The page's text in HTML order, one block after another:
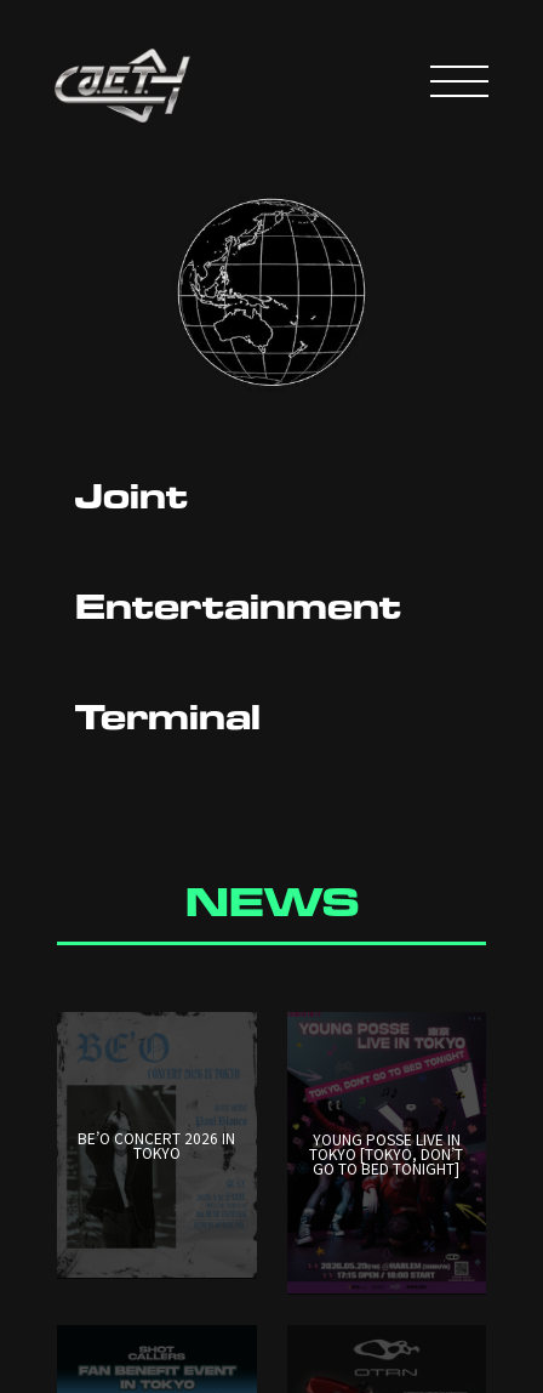
Joint
Entertainment
Terminal
NEWS
BE’O CONCERT 2026 IN
TOKYO
YOUNG POSSE LIVE IN
TOKYO [TOKYO, DON’T
GO TO BED TONIGHT]